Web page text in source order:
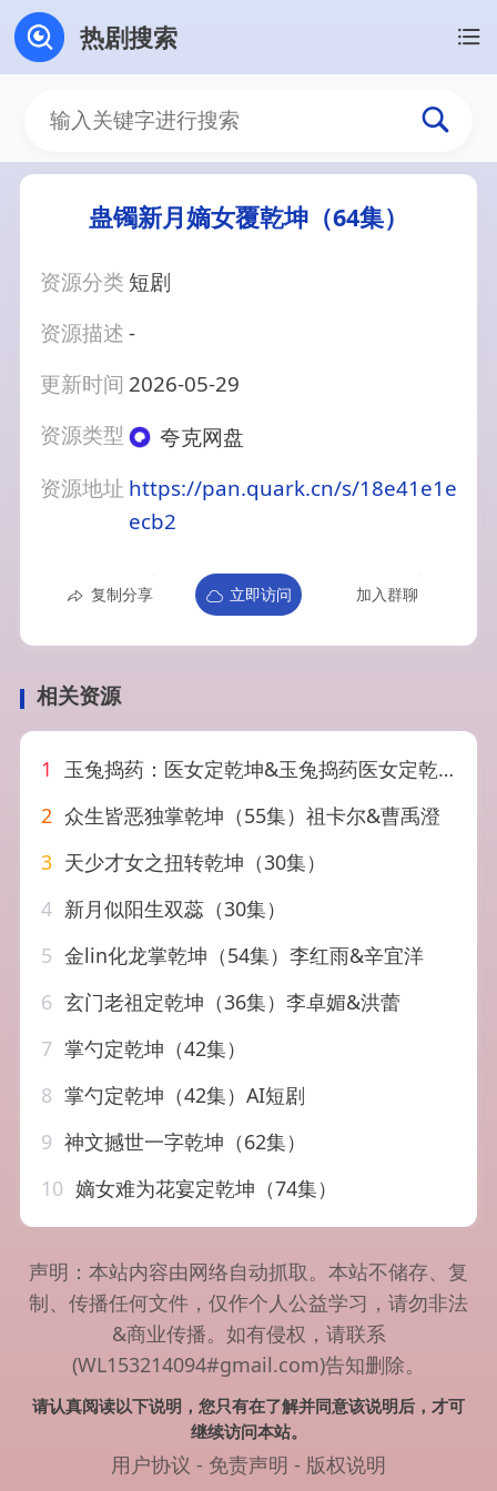
热剧搜索
蛊镯新月嫡女覆乾坤（64集）
资源分类 短剧
资源描述-
更新时间 2026-05-29
资源类型
夸克网盘
资源地址 https://pan.quark.cn/s/18e41e1e
ecb2
复制分享 立即访问 加入群聊
相关资源
1
玉兔捣药：医女定乾坤&玉兔捣药医女定乾坤（66集）AI短剧
2 众生皆恶独掌乾坤（55集）祖卡尔&曹禹澄
3 天少才女之扭转乾坤（30集）
4 新月似阳生双蕊（30集）
5 金lin化龙掌乾坤（54集）李红雨&辛宜洋
6 玄门老祖定乾坤（36集）李卓媚&洪蕾
7 掌勺定乾坤（42集）
8 掌勺定乾坤（42集）AI短剧
9 神文撼世一字乾坤（62集）
10 嫡女难为花宴定乾坤（74集）
声明：本站内容由网络自动抓取。本站不储存、复
制、传播任何文件，仅作个人公益学习，请勿非法
&商业传播。如有侵权，请联系
(WL153214094#gmail.com)告知删除。
请认真阅读以下说明，您只有在了解并同意该说明后，才可
继续访问本站。
用户协议 - 免责声明 - 版权说明